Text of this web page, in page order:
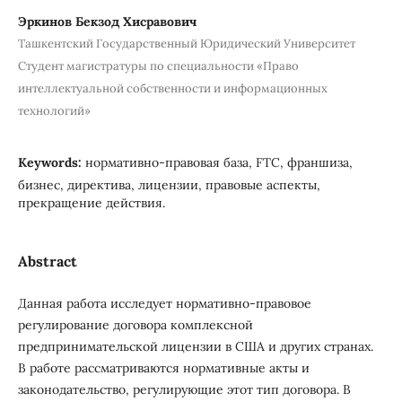
Эркинов Бекзод Хисравович
Ташкентский Государственный Юридический Университет
Студент магистратуры по специальности «Право
интеллектуальной собственности и информационных
технологий»
Keywords: нормативно-правовая база, FTC, франшиза,
бизнес, директива, лицензии, правовые аспекты,
прекращение действия.
Abstract
Данная работа исследует нормативно-правовое
регулирование договора комплексной
предпринимательской лицензии в США и других странах.
В работе рассматриваются нормативные акты и
законодательство, регулирующие этот тип договора. В